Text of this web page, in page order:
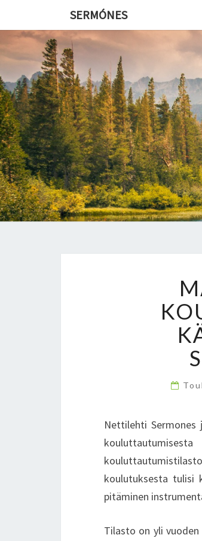
SERMÓNES
Nettilehti
koulutuksesta tulisi
pitäminen
Tilasto on yli